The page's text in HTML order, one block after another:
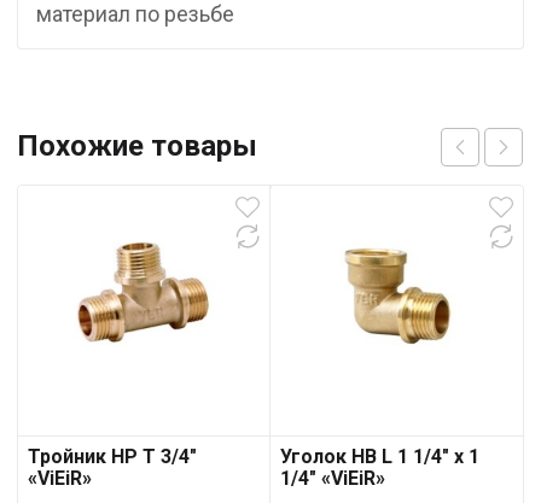
материал по резьбе
Похожие товары
Тройник НР T 3/4″
«ViEiR»
Уголок НВ L 1 1/4″ х 1
1/4″ «ViEiR»